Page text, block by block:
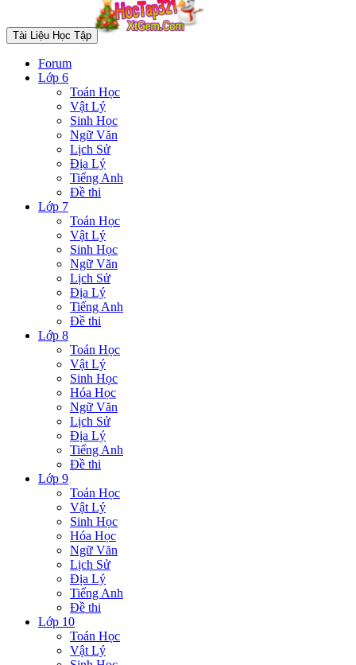
Tài Liệu Học Tập
Forum
Lớp 6
Toán Học
Vật Lý
Sinh Học
Ngữ Văn
Lịch Sử
Địa Lý
Tiếng Anh
Đề thi
Lớp 7
Toán Học
Vật Lý
Sinh Học
Ngữ Văn
Lịch Sử
Địa Lý
Tiếng Anh
Đề thi
Lớp 8
Toán Học
Vật Lý
Sinh Học
Hóa Học
Ngữ Văn
Lịch Sử
Địa Lý
Tiếng Anh
Đề thi
Lớp 9
Toán Học
Vật Lý
Sinh Học
Hóa Học
Ngữ Văn
Lịch Sử
Địa Lý
Tiếng Anh
Đề thi
Lớp 10
Toán Học
Vật Lý